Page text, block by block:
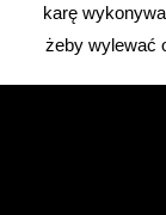
karę
żeby wylewać